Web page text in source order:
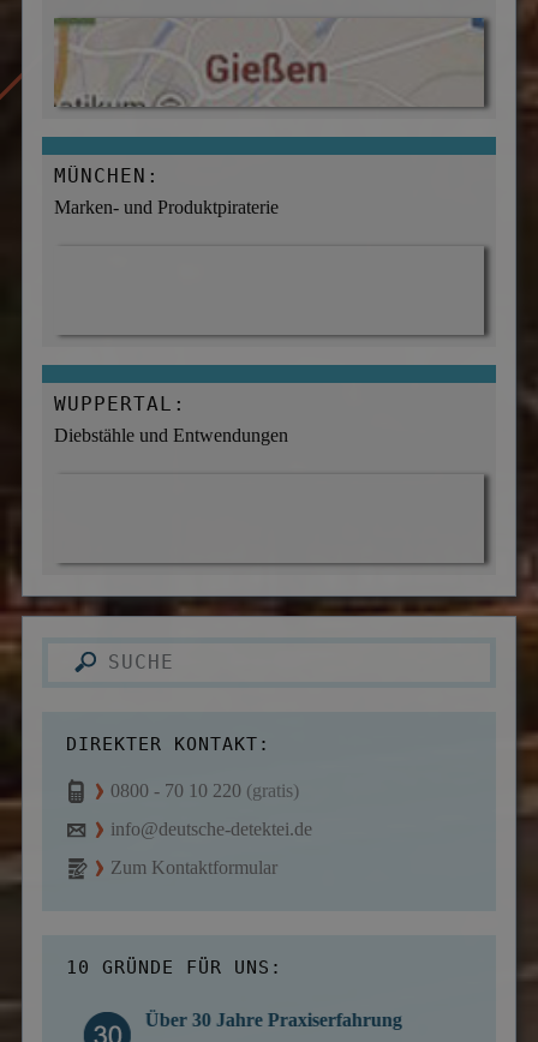
MÜNCHEN:
Marken- und Produktpiraterie
WUPPERTAL:
Diebstähle und Entwendungen
DIREKTER KONTAKT:
0800 - 70 10 220 (gratis)
info@deutsche-detektei.de
Zum Kontaktformular
10 GRÜNDE FÜR UNS:
Über 30 Jahre Praxiserfahrung